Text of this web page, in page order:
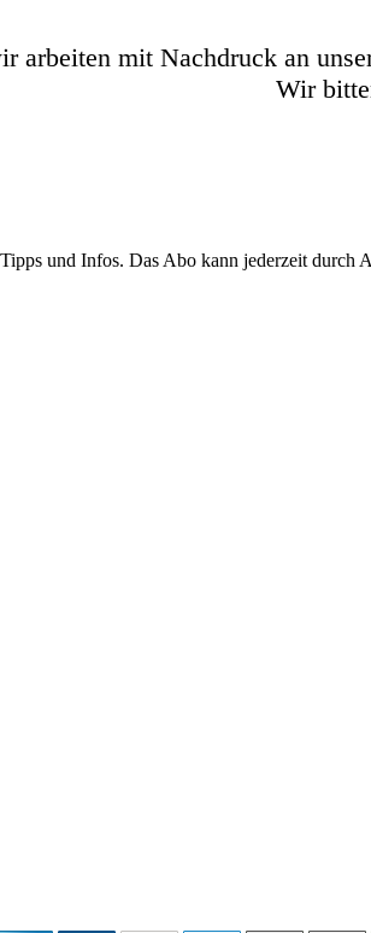
arbeiten mit Nachdruck an
Wir
und Infos. Das Abo kann jederzeit durch